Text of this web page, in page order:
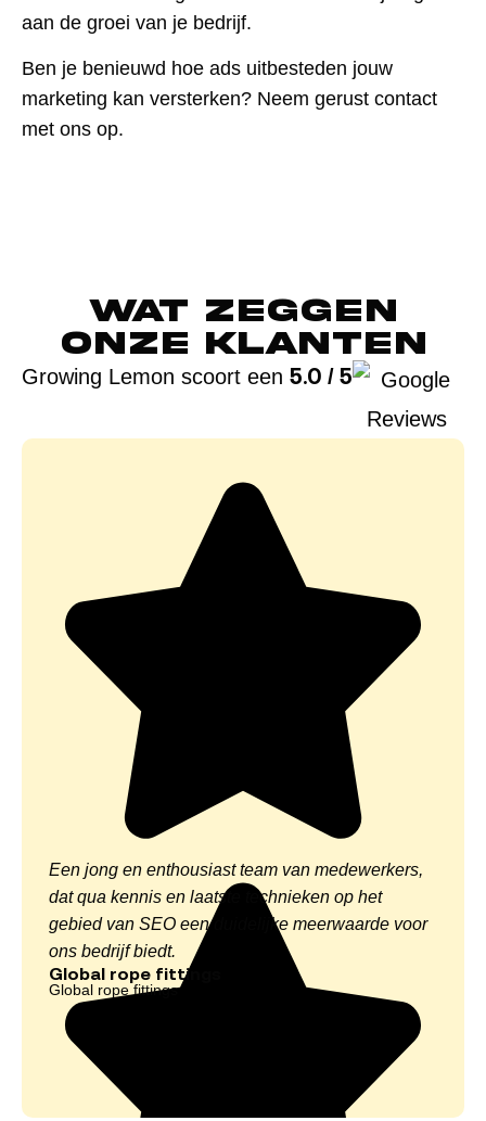
aan de groei van je bedrijf.
Ben je benieuwd hoe ads uitbesteden jouw
marketing kan versterken? Neem gerust contact
met ons op.
Wat zeggen
onze klanten
Growing Lemon scoort een 5.0 / 5
Een jong en enthousiast team van medewerkers,
dat qua kennis en laatste technieken op het
gebied van SEO een duidelijke meerwaarde voor
ons bedrijf biedt.
Global rope fittings
Global rope fittings